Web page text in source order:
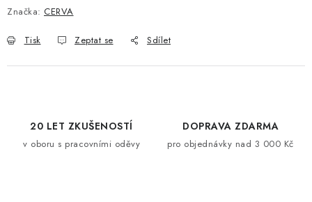
Značka: CERVA
Tisk Zeptat se Sdílet
20 LET ZKUŠENOSTÍ
v oboru s pracovními oděvy
DOPRAVA ZDARMA
pro objednávky nad 3 000 Kč